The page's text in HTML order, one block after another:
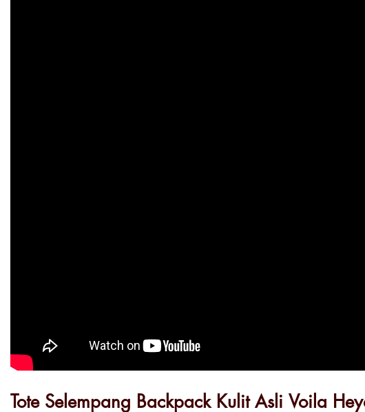
Tote Selempang Backpack Kulit Asli Voila